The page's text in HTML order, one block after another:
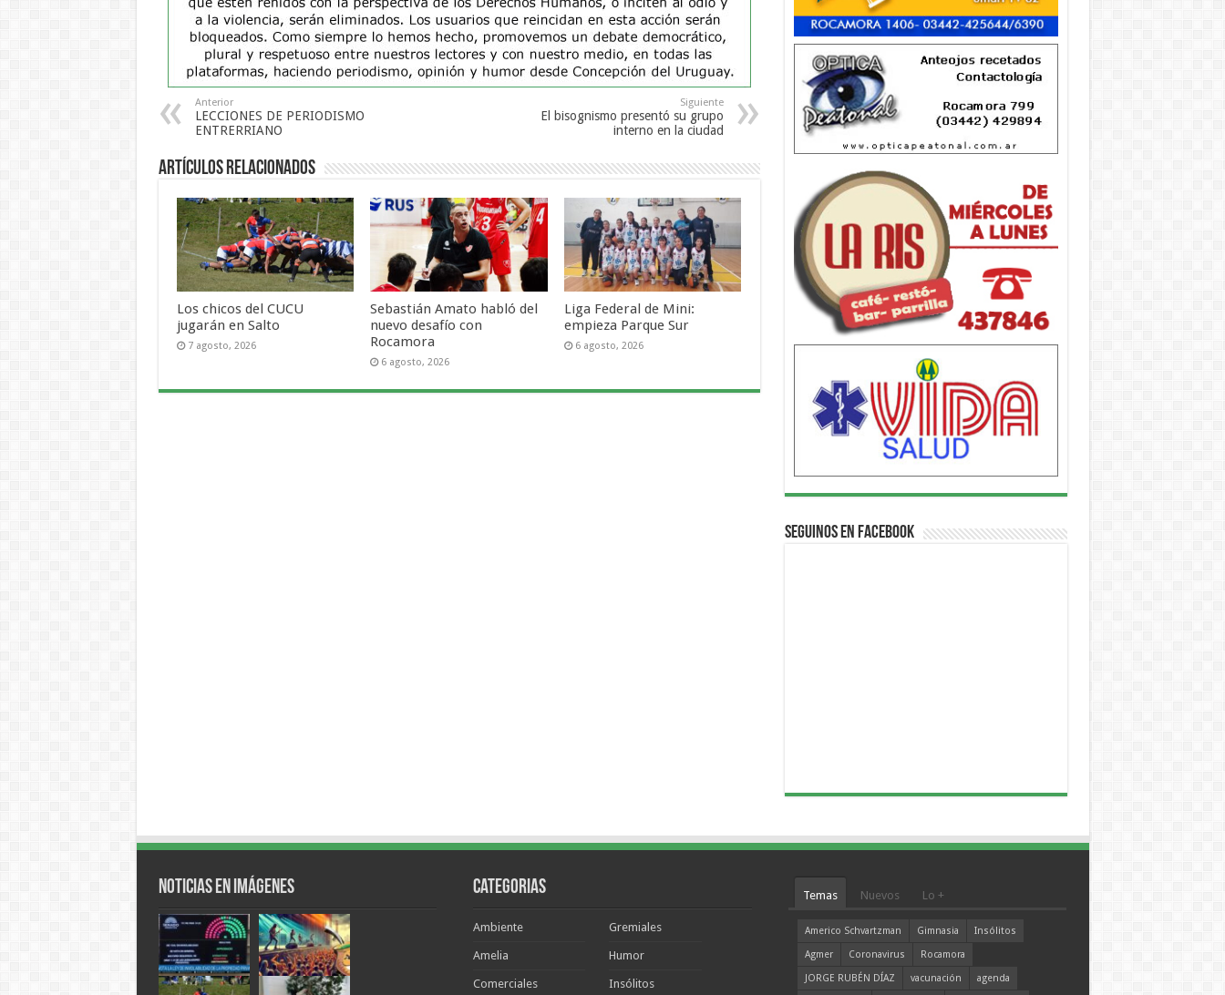
Anterior
LECCIONES DE PERIODISMO
ENTRERRIANO
Siguiente
El bisognismo presentó su grupo
interno en la ciudad
Artículos Relacionados
Los chicos del CUCU
jugarán en Salto
7 agosto, 2026
Sebastián Amato habló del
nuevo desafío con
Rocamora
6 agosto, 2026
Liga Federal de Mini:
empieza Parque Sur
6 agosto, 2026
Seguinos en Facebook
Noticias en Imágenes Categorias
Ambiente
Amelia
Comerciales
Gremiales
Humor
Insólitos
Temas Nuevos Lo +
Americo Schvartzman Gimnasia
Insólitos
Agmer
Coronavirus
Rocamora
JORGE RUBÉN DÍAZ
vacunación
agenda